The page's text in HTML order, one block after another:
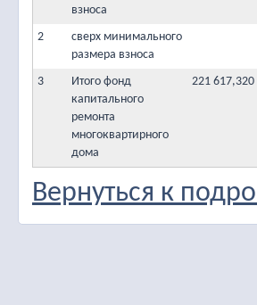
взноса
2
сверх минимального
размера взноса
3
Итого фонд
капитального
ремонта
многоквартирного
дома
221 617,320
Вернуться к